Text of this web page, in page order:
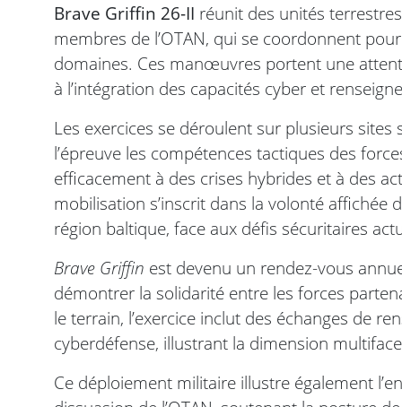
Brave Griffin 26-II réunit des unités
membres de l’OTAN, qui se coordonnent
domaines. Ces manœuvres portent une
à l’intégration des capacités cyber et
Les exercices se déroulent sur plusieurs
l’épreuve les compétences tactiques des
efficacement à des crises hybrides et à des
mobilisation s’inscrit dans la volonté affichée
région baltique, face aux défis sécuritaires
Brave Griffin est devenu un rendez-vous
démontrer la solidarité entre les forces
le terrain, l’exercice inclut des échanges de
cyberdéfense, illustrant la dimension
Ce déploiement militaire illustre également